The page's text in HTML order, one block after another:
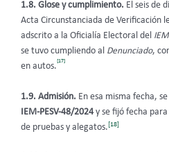
1.8. Glose y cumplimiento. El seis de
Acta Circunstanciada de Verificación
adscrito a la Oficialía Electoral del IEM
se tuvo cumpliendo al Denunciado,
en autos.
[17]
1.9. Admisión. En esa misma fecha,
IEM-PESV-48/2024y se fijó fecha para
de pruebas y alegatos.[18]